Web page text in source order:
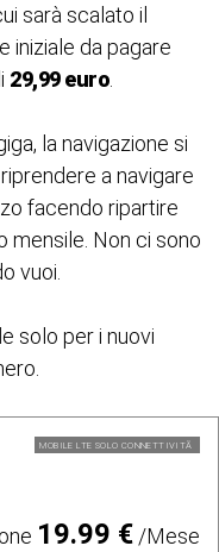
sarà scalato il
iniziale da pagare
29,99 euro
la navigazione si
a navigare
facendo ripartire
mensile. Non ci sono
vuoi.
solo per i nuovi
MOBILE LTE SOLO CONNETTIVITÃ
19.99 €/Mese